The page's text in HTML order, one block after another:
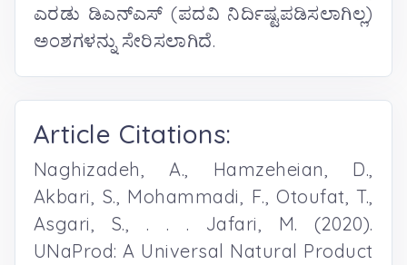
ಎರಡು ಡಿಎನ್‌ಎಸ್ (ಪದವಿ ನಿರ್ದಿಷ್ಟಪಡಿಸಲಾಗಿಲ್ಲ)
ಅಂಶಗಳನ್ನು ಸೇರಿಸಲಾಗಿದೆ.
Article Citations:
Naghizadeh, A., Hamzeheian, D.,
Akbari, S., Mohammadi, F., Otoufat, T.,
Asgari, S., . . . Jafari, M. (2020).
UNaProd: A Universal Natural Product